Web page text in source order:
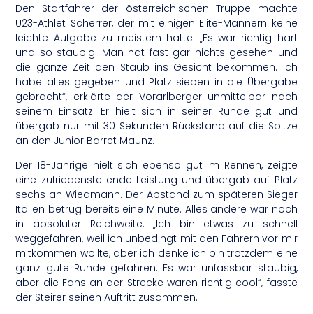
Den Startfahrer der österreichischen Truppe machte
U23-Athlet Scherrer, der mit einigen Elite-Männern keine
leichte Aufgabe zu meistern hatte. „Es war richtig hart
und so staubig. Man hat fast gar nichts gesehen und
die ganze Zeit den Staub ins Gesicht bekommen. Ich
habe alles gegeben und Platz sieben in die Übergabe
gebracht“, erklärte der Vorarlberger unmittelbar nach
seinem Einsatz. Er hielt sich in seiner Runde gut und
übergab nur mit 30 Sekunden Rückstand auf die Spitze
an den Junior Barret Maunz.
Der 18-Jährige hielt sich ebenso gut im Rennen, zeigte
eine zufriedenstellende Leistung und übergab auf Platz
sechs an Wiedmann. Der Abstand zum späteren Sieger
Italien betrug bereits eine Minute. Alles andere war noch
in absoluter Reichweite. „Ich bin etwas zu schnell
weggefahren, weil ich unbedingt mit den Fahrern vor mir
mitkommen wollte, aber ich denke ich bin trotzdem eine
ganz gute Runde gefahren. Es war unfassbar staubig,
aber die Fans an der Strecke waren richtig cool“, fasste
der Steirer seinen Auftritt zusammen.